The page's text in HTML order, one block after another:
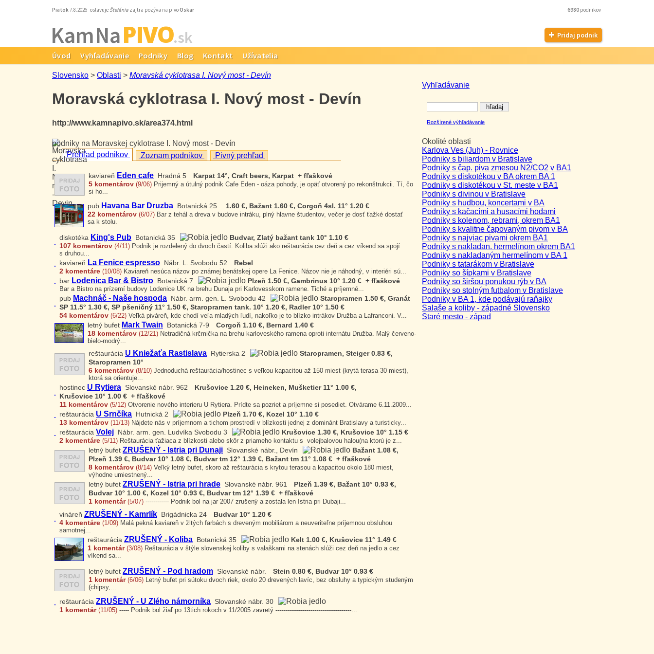
Piatok7.8.2026 oslavuje Štefánia zajtra pozýva na pivoOskar 6980 podnikov
Kam NaPIVO.sk Pridaj podnik
Úvod Vyhľadávanie Podniky Blog Kontakt Užívatelia
Slovensko > Oblasti > Moravská cyklotrasa I. Nový most - Devín
Vyhľadávanie
Rozšírené výhľadávanie
Okolité oblasti
Karlova Ves (Juh) - Rovnice
Podniky s biliardom v Bratislave
Podniky s čap. piva zmesou N2/CO2 v BA1
Podniky s diskotékou v BA okrem BA 1
Podniky s diskotékou v St. meste v BA1
Podniky s divinou v Bratislave
Podniky s hudbou, koncertami v BA
Podniky s kačacími a husacími hodami
Podniky s kolenom, rebrami, okrem BA1
Podniky s kvalitne čapovaným pivom v BA
Podniky s najviac pivami okrem BA1
Podniky s nakladan. hermelínom okrem BA1
Podniky s nakladaným hermelínom v BA 1
Podniky s tatarákom v Bratislave
Podniky so šípkami v Bratislave
Podniky so širšou ponukou rýb v BA
Podniky so stolným futbalom v Bratislave
Podniky v BA 1, kde podávajú raňajky
Salaše a koliby - západné Slovensko
Staré mesto - západ
Moravská cyklotrasa I. Nový most - Devín
http://www.kamnapivo.sk/area374.html
podniky na Moravskej cyklotrase I. Nový most - Devín
Prehľad podnikov
Zoznam podnikov Pivný prehľad
kaviareň Eden cafe Hradná 5 Karpat 14°, Craft beers, Karpat + fľaškové
5 komentárov (9/06) Prijemný a útulný podnik Cafe Eden - oáza pohody, je opäť otvorený po rekonštrukcii. Tí, čo
si ho...
pub Havana Bar Druzba Botanická 25 1.60 €, Bažant 1.60 €, Corgoň 4sl. 11° 1.20 €
22 komentárov (6/07) Bar z tehál a dreva v budove intráku, plný hlavne študentov, večer je dosť ťažké dostať
sa k stolu.
diskotéka King's Pub Botanická 35 Budvar, Zlatý bažant tank 10° 1.10 €
107 komentárov (4/11) Podnik je rozdelený do dvoch častí. Koliba slúži ako reštaurácia cez deň a cez víkend sa spojí
s druhou...
kaviareň La Fenice espresso Nábr. L. Svobodu 52 Rebel
2 komentáre (10/08) Kaviareň nesúca názov po známej benátskej opere La Fenice. Názov nie je náhodný, v interiéri sú...
bar Lodenica Bar & Bistro Botanická 7
Plzeň 1.50 €, Gambrinus 10° 1.20 € + fľaškové
Bar a Bistro na prízemí budovy Lodenice UK na brehu Dunaja pri Karlovesskom ramene. Tiché a príjemné...
pub Machnáč - Naše hospoda Nábr. arm. gen. L. Svobodu 42
Staropramen 1.50 €, Granát
SP 11.5° 1.30 €, SP pšeničný 11° 1.50 €, Staropramen tank. 10° 1.20 €, Radler 10° 1.50 €
54 komentárov (6/22) Veľká piváreň, kde chodí veľa mladých ľudí, nakoľko je to blízko intrákov Družba a Lafranconi. V...
letný bufet Mark Twain Botanická 7-9 Corgoň 1.10 €, Bernard 1.40 €
18 komentárov (12/21) Netradičná krčmička na brehu karloveského ramena oproti internátu Družba. Malý červeno-
bielo-modrý...
reštaurácia U Kniežaťa Rastislava Rytierska 2
Staropramen, Steiger 0.83 €,
Staropramen 10°
6 komentárov (8/10) Jednoduchá reštaurácia/hostinec s veľkou kapacitou až 150 miest (krytá terasa 30 miest),
ktorá sa orientuje...
hostinec U Rytiera Slovanské nábr. 962
Krušovice 1.20 €, Heineken, Mušketier 11° 1.00 €,
Krušovice 10° 1.00 € + fľaškové
11 komentárov (5/12) Otvorenie nového interieru U Rytiera. Prídte sa pozriet a príjemne si posediet. Otvárame 6.11.2009...
reštaurácia U Srnčíka Hutnická 2 Plzeň 1.70 €, Kozel 10° 1.10 €
13 komentárov (11/13) Nájdete nás v príjemnom a tichom prostredí v blízkosti jednej z dominánt Bratislavy a turisticky...
reštaurácia Volej Nábr. arm. gen. Ludvíka Svobodu 3 Krušovice 1.30 €, Krušovice 10° 1.15 €
2 komentáre (5/11) Reštaurácia ťažiaca z blízkosti alebo skôr z priameho kontaktu s volejbalovou halou(na ktorú je z...
letný bufet ZRUŠENÝ - Istria pri Dunaji Slovanské nábr., Devín
Bažant 1.08 €,
Plzeň 1.39 €, Budvar 10° 1.08 €, Budvar tm 12° 1.39 €, Bažant tm 11° 1.08 € + fľaškové
8 komentárov (8/14) Veľký letný bufet, skoro až reštaurácia s krytou terasou a kapacitou okolo 180 miest,
výhodne umiestnený...
letný bufet ZRUŠENÝ - Istria pri hrade Slovanské nábr. 961
Plzeň 1.39 €, Bažant 10° 0.93 €,
Budvar 10° 1.00 €, Kozel 10° 0.93 €, Budvar tm 12° 1.39 € + fľaškové
1 komentár(5/07) ------------ Podnik bol na jar 2007 zrušený a zostala len Istria pri Dubaji...
vináreň ZRUŠENÝ - Kamrlík Brigádnicka 24 Budvar 10° 1.20 €
4 komentáre (1/09) Malá pekná kaviareň v žltých farbách s dreveným mobiliárom a neuveriteľne príjemnou obsluhou
samotnej...
reštaurácia ZRUŠENÝ - Koliba Botanická 35 Kelt 1.00 €, Krušovice 11° 1.49 €
1 komentár(3/08) Reštaurácia v štýle slovenskej koliby s valaškami na stenách slúži cez deň na jedlo a cez
víkend sa...
letný bufet ZRUŠENÝ - Pod hradom Slovanské nábr. Stein 0.80 €, Budvar 10° 0.93 €
1 komentár(6/06) Letný bufet pri sútoku dvoch riek, okolo 20 drevených lavíc, bez obsluhy a typickým studeným
(chipsy,...
reštaurácia ZRUŠENÝ - U Zlého námorníka Slovanské nábr. 30
1 komentár(11/05) ----- Podnik bol žiaľ po 13tich rokoch v 11/2005 zavretý ---------------------------------------...